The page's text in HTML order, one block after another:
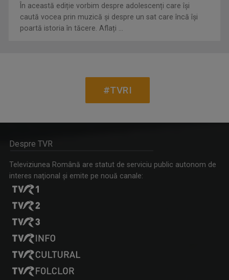
În această ediție vorbim despre adolescenți care își
caută vocea prin muzică și despre un sat care încă își
poartă istoria în tăcere. Aflați ...
#TVRI
Despre TVR
Televiziunea Română are statut de serviciu public autonom de
interes naţional şi emite pe nouă canale: